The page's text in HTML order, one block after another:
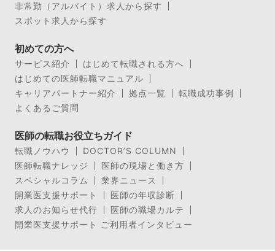
非常勤（アルバイト）求人から探す
スポット求人から探す
初めての方へ
サービス紹介
はじめて転職される方へ
はじめての医師転職マニュアル
キャリアパートナー紹介
拠点一覧
転職成功事例
よくあるご質問
医師の転職お役立ちガイド
転職ノウハウ
DOCTOR’S COLUMN
医師転職ナレッジ
医師の現場と働き方
スペシャルコラム
業界ニュース
開業医支援サポート
医師の年収診断
求人のお知らせ代行
医師の職場カルテ
開業医支援サポート ご利用者インタビュー